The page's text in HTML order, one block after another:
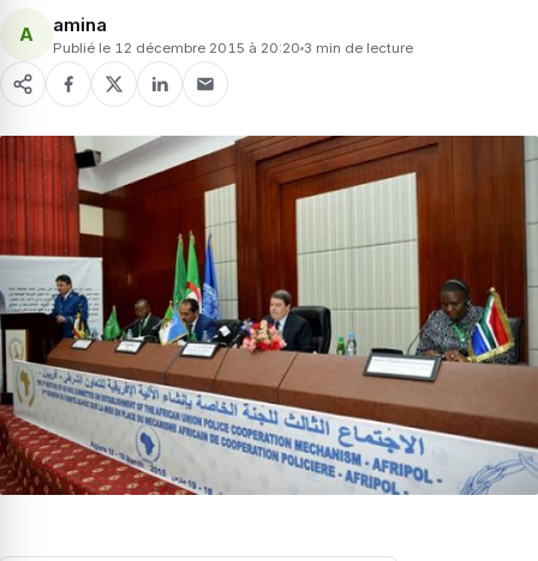
A amina
Publié le 12 décembre 2015 à 20:20 3 min de lecture